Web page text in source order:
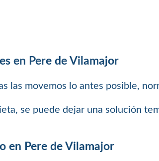
en Pere de Vilamajor
las movemos lo antes posible,
se puede dejar una solución
en Pere de Vilamajor